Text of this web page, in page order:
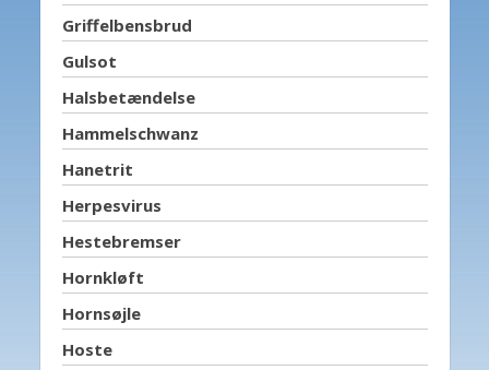
Griffelbensbrud
Gulsot
Halsbetændelse
Hammelschwanz
Hanetrit
Herpesvirus
Hestebremser
Hornkløft
Hornsøjle
Hoste